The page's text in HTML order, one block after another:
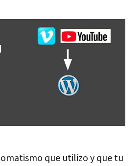
que utilizo y que tu